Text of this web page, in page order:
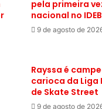
pela primeira
nacional no IDEB
9 de agosto de
Rayssa é
carioca da
de Skate Street
9 de agosto de